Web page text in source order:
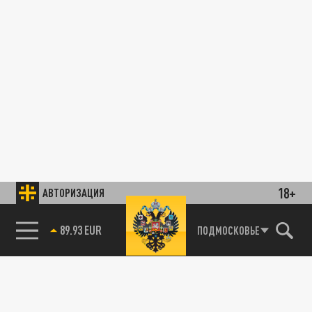
АВТОРИЗАЦИЯ 18+
89.93 EUR ПОДМОСКОВЬЕ